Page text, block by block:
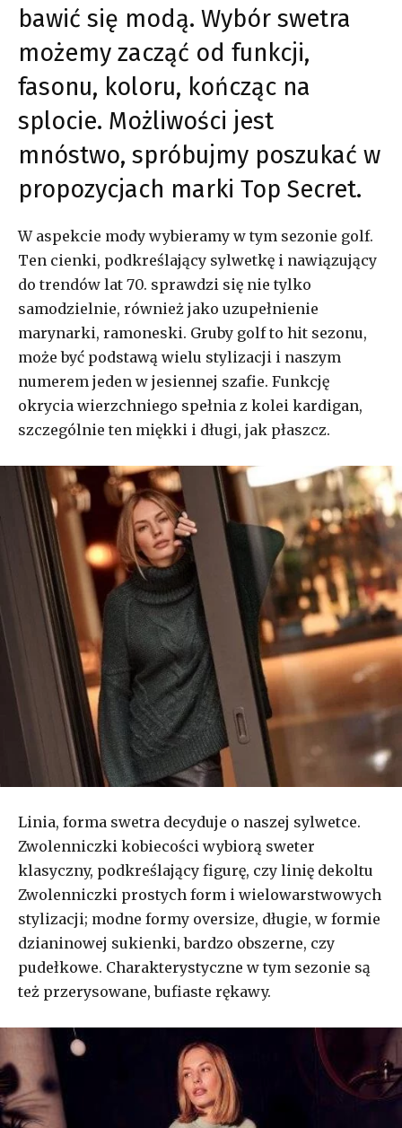
bawić się modą. Wybór swetra
możemy zacząć od funkcji,
fasonu, koloru, kończąc na
splocie. Możliwości jest
mnóstwo, spróbujmy poszukać w
propozycjach marki Top Secret.
W aspekcie mody wybieramy w tym sezonie golf.
Ten cienki, podkreślający sylwetkę i nawiązujący
do trendów lat 70. sprawdzi się nie tylko
samodzielnie, również jako uzupełnienie
marynarki, ramoneski. Gruby golf to hit sezonu,
może być podstawą wielu stylizacji i naszym
numerem jeden w jesiennej szafie. Funkcję
okrycia wierzchniego spełnia z kolei kardigan,
szczególnie ten miękki i długi, jak płaszcz.
Linia, forma swetra decyduje o naszej sylwetce.
Zwolenniczki kobiecości wybiorą sweter
klasyczny, podkreślający figurę, czy linię dekoltu
Zwolenniczki prostych form i wielowarstwowych
stylizacji; modne formy oversize, długie, w formie
dzianinowej sukienki, bardzo obszerne, czy
pudełkowe. Charakterystyczne w tym sezonie są
też przerysowane, bufiaste rękawy.